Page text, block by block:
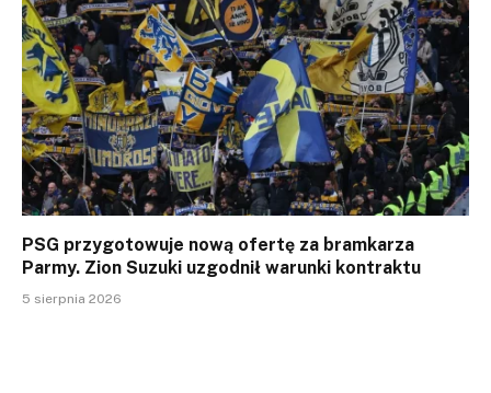
PSG przygotowuje nową ofertę za bramkarza
Parmy. Zion Suzuki uzgodnił warunki kontraktu
5 sierpnia 2026